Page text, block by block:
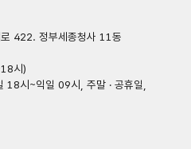
422. 정부세종청사 11동
시)
18시~익일 09시, 주말 · 공휴일,